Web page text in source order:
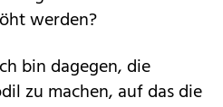
werden?
bin dagegen, die
zu machen, auf das die